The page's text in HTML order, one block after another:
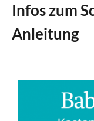
Infos zum
Anleitung